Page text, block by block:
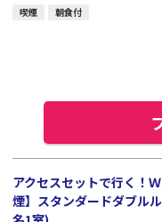
喫煙 朝食付
アクセスセットで行く！
煙】スタンダードダブル